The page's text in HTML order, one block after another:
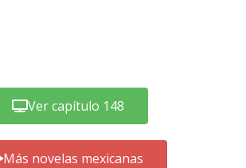
Ver capítulo 148
Más novelas mexicanas